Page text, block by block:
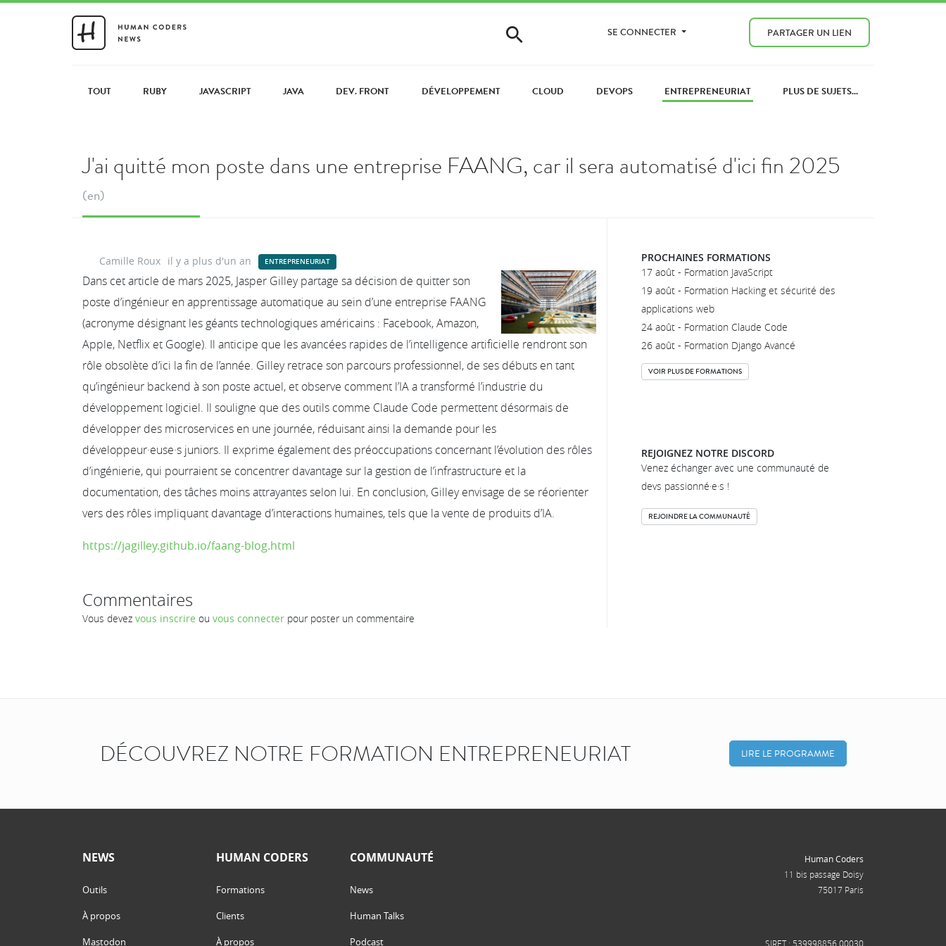
SE CONNECTER PARTAGER UN LIEN
TOUT RUBY JAVASCRIPT JAVA DEV. FRONT DÉVELOPPEMENT CLOUD DEVOPS ENTREPRENEURIAT PLUS DE SUJETS...
J'ai quitté mon poste dans une entreprise FAANG, car il sera automatisé d'ici fin 2025
(en)
Camille Roux il y a plus d'un an ENTREPRENEURIAT
Dans cet article de mars 2025, Jasper Gilley partage sa décision de quitter son
poste d’ingénieur en apprentissage automatique au sein d’une entreprise FAANG
(acronyme désignant les géants technologiques américains : Facebook, Amazon,
Apple, Netflix et Google). Il anticipe que les avancées rapides de l’intelligence artificielle rendront son
rôle obsolète d’ici la fin de l’année. Gilley retrace son parcours professionnel, de ses débuts en tant
qu’ingénieur backend à son poste actuel, et observe comment l’IA a transformé l’industrie du
développement logiciel. Il souligne que des outils comme Claude Code permettent désormais de
développer des microservices en une journée, réduisant ainsi la demande pour les
développeur·euse·s juniors. Il exprime également des préoccupations concernant l’évolution des rôles
d’ingénierie, qui pourraient se concentrer davantage sur la gestion de l’infrastructure et la
documentation, des tâches moins attrayantes selon lui. En conclusion, Gilley envisage de se réorienter
vers des rôles impliquant davantage d’interactions humaines, tels que la vente de produits d’IA.
https://jagilley.github.io/faang-blog.html
Commentaires
Vous devez vous inscrire ou vous connecter pour poster un commentaire
PROCHAINES FORMATIONS
17 août - Formation JavaScript
19 août - Formation Hacking et sécurité des
applications web
24 août - Formation Claude Code
26 août - Formation Django Avancé
VOIR PLUS DE FORMATIONS
REJOIGNEZ NOTRE DISCORD
Venez échanger avec une communauté de
devs passionné·e·s !
REJOINDRE LA COMMUNAUTÉ
DÉCOUVREZ NOTRE FORMATION ENTREPRENEURIAT LIRE LE PROGRAMME
NEWS
Outils
À propos
Mastodon
HUMAN CODERS
Formations
Clients
À propos
COMMUNAUTÉ
News
Human Talks
Podcast
Human Coders
11 bis passage Doisy
75017 Paris
SIRET : 539998856 00030